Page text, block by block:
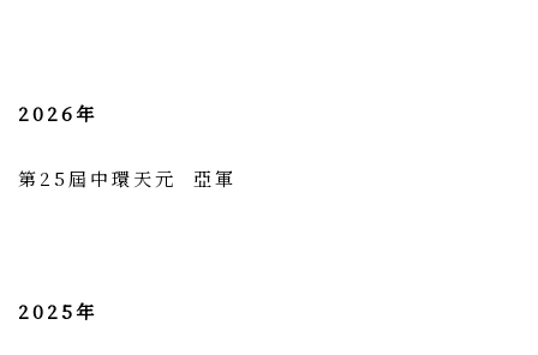
2026年
第25屆中環天元 亞軍
2025年